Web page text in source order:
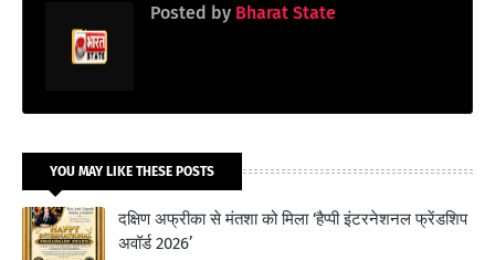
Posted by Bharat State
YOU MAY LIKE THESE POSTS
दक्षिण अफ्रीका से मंतशा को मिला ‘हैप्पी इंटरनेशनल फ्रेंडशिप
अवॉर्ड 2026’